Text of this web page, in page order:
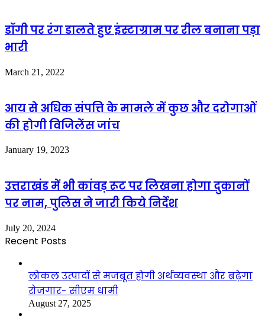
डॉगी पर रंग डालते हुए इंस्टाग्राम पर रील बनाना पड़ा
भारी
March 21, 2022
आय से अधिक संपत्ति के मामले में कुछ और दरोगाओं
की होगी विजिलेंस जांच
January 19, 2023
उत्तराखंड में भी कांवड़ रूट पर लिखना होगा दुकानों
पर नाम, पुलिस ने जारी किये निर्देश
July 20, 2024
Recent Posts
लोकल उत्पादों से मजबूत होगी अर्थव्यवस्था और बढ़ेगा
रोजगार- सीएम धामी
August 27, 2025